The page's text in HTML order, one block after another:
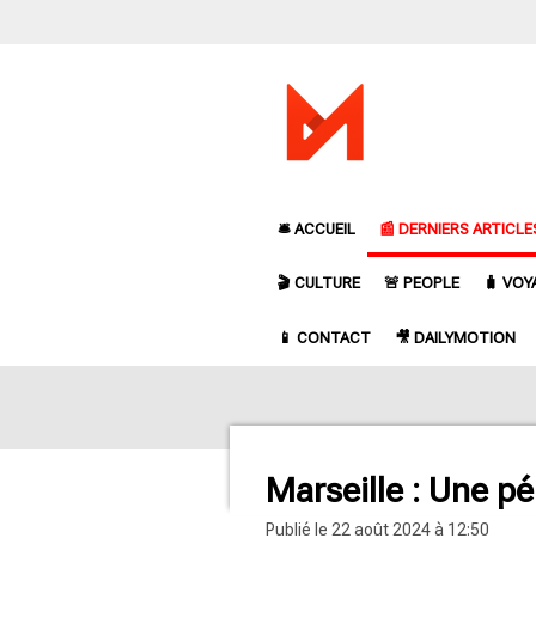
🛎️ ACCUEIL 📰 DERNIERS
🎬 CULTURE 🚨 PEOPLE 🧳
📱 CONTACT 🎥 DAILYMOTION
Marseille : Une
Publié le 22 août 2024 à 12:50